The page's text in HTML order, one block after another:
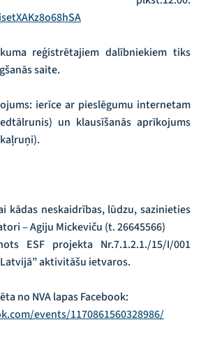
reģistrētajiem dalībniekiem tiks
saite.
ierīce ar pieslēgumu internetam
un klausīšanās aprīkojums
kādas neskaidrības, lūdzu, sazinieties
– Agiju Mickeviču (t. 26645566)
ESF projekta Nr.7.1.2.1./15/I/001
aktivitāšu ietvaros.
no NVA lapas Facebook:
events/1170861560328986/